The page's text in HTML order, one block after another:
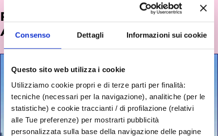
Consenso Dettagli Informazioni sui cookie
Questo sito web utilizza i cookie
Utilizziamo cookie propri e di terze parti per finalità:
tecniche (necessari per la navigazione), analitiche (per le
statistiche) e cookie traccianti / di profilazione (relativi
alle Tue preferenze) per mostrarti pubblicità
personalizzata sulla base della navigazione delle pagine
POTREBBE INTERESSARTI
ANCHE...